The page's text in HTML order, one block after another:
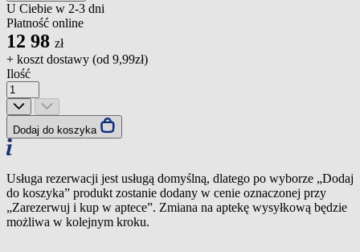
U Ciebie w 2-3 dni
Płatność online
12 98 zł
+ koszt dostawy (od 9,99zł)
Ilość
Dodaj do koszyka
Usługa rezerwacji jest usługą domyślną, dlatego po wyborze „Dodaj
do koszyka” produkt zostanie dodany w cenie oznaczonej przy
„Zarezerwuj i kup w aptece”. Zmiana na aptekę wysyłkową będzie
możliwa w kolejnym kroku.